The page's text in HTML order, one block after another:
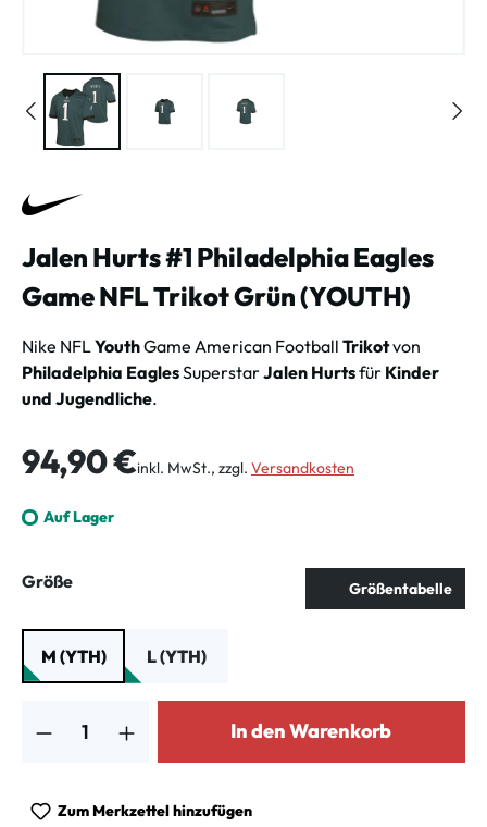
Jalen Hurts #1 Philadelphia Eagles
Game NFL Trikot Grün (YOUTH)
Nike NFLYouthGame American Football Trikotvon
Philadelphia EaglesSuperstarJalen Hurtsfür Kinder
und Jugendliche.
Regulärer Preis:
94,90 €inkl. MwSt., zzgl. Versandkosten
Auf Lager
Größeauswählen Größentabelle
M (YTH) L (YTH)
In den Warenkorb
Zum Merkzettel hinzufügen